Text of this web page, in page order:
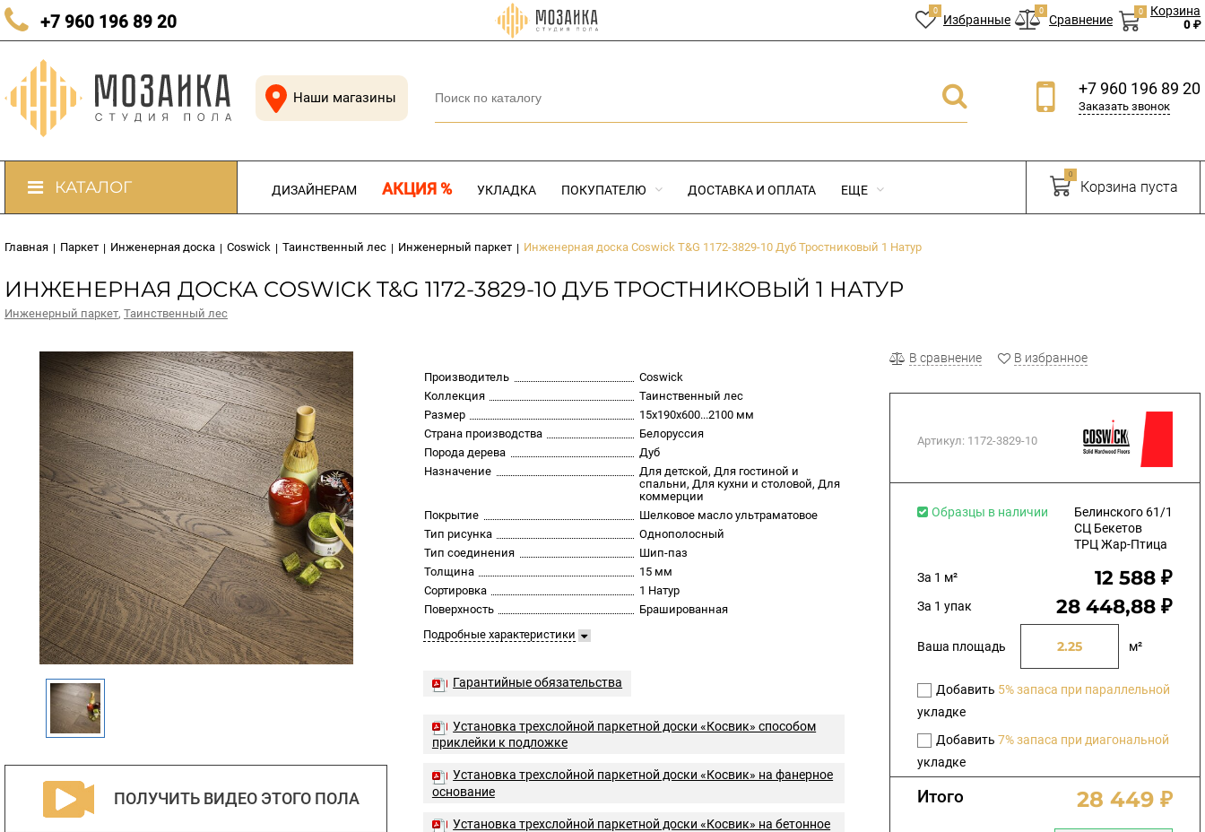
0
Избранные
0
Сравнение
0 Корзина
0 ₽
+7 960 196 89 20
КАЧЕСТВЕННЫЙ ПОЛ В КАЖДЫЙ ДОМ
Наши магазины +7 960 196 89 20
Заказать звонок
КАТАЛОГ Корзина пуста
0
ДИЗАЙНЕРАМ АКЦИЯ % УКЛАДКА ПОКУПАТЕЛЮ ДОСТАВКА И ОПЛАТА ЕЩЕ
Главная | Паркет | Инженерная доска | Coswick | Таинственный лес | Инженерный паркет | Инженерная доска Coswick T&G 1172-3829-10 Дуб Тростниковый 1 Натур
ИНЖЕНЕРНАЯ ДОСКА COSWICK T&G 1172-3829-10 ДУБ ТРОСТНИКОВЫЙ 1 НАТУР
Инженерный паркет, Таинственный лес
ПОЛУЧИТЬ ВИДЕО ЭТОГО ПОЛА
В сравнение В избранное
Артикул: 1172-3829-10
Образцы в наличии
Белинского 61/1
СЦ Бекетов
ТРЦ Жар-Птица
За 1 м² 12 588 ₽
За 1 упак 28 448,88 ₽
Ваша площадь м²
Добавить 5% запаса при параллельной
укладке
Добавить7% запаса при диагональной
укладке
Итого 28 449 ₽
Производитель
Coswick
Коллекция
Таинственный лес
Размер
15х190х600...2100 мм
Страна производства
Белоруссия
Порода дерева
Дуб
Назначение
Для детской, Для гостиной и
спальни, Для кухни и столовой, Для
коммерции
Покрытие
Шелковое масло ультраматовое
Тип рисунка
Однополосный
Тип соединения
Шип-паз
Толщина
15 мм
Сортировка
1 Натур
Поверхность
Брашированная
Подробные характеристики
Гарантийные обязательства
Установка трехслойной паркетной доски «Косвик» способом
приклейки к подложке
Установка трехслойной паркетной доски «Косвик» на фанерное
основание
Установка трехслойной паркетной доски «Косвик» на бетонное